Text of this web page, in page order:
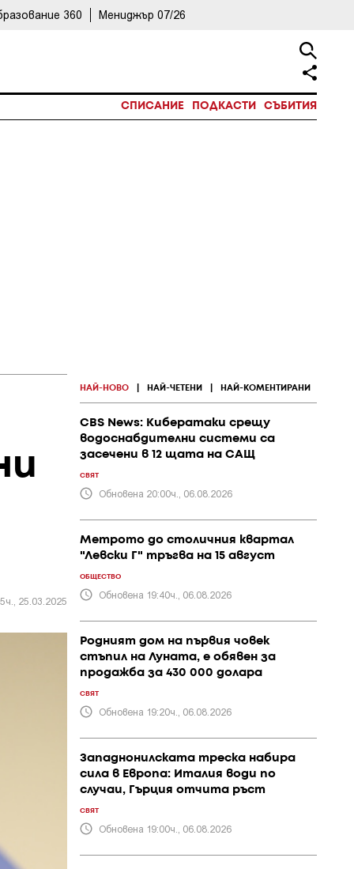
360 Мениджър 07/26
СПИСАНИЕ ПОДКАСТИ СЪБИТИЯ
25.03.2025
НАЙ-НОВО НАЙ-ЧЕТЕНИ НАЙ-КОМЕНТИРАНИ
CBS News: Кибератаки срещу
водоснабдителни системи са
засечени в 12 щата на САЩ
СВЯТ
Обновена 20:00ч., 06.08.2026
Метрото до столичния квартал
"Левски Г" тръгва на 15 август
ОБЩЕСТВО
Обновена 19:40ч., 06.08.2026
Родният дом на първия човек
стъпил на Луната, е обявен за
продажба за 430 000 долара
СВЯТ
Обновена 19:20ч., 06.08.2026
Западнонилската треска набира
сила в Европа: Италия води по
случаи, Гърция отчита ръст
СВЯТ
Обновена 19:00ч., 06.08.2026